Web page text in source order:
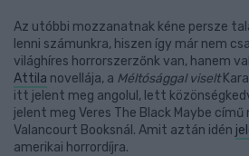
Az utóbbi mozzanatnak kéne persze
lenni számunkra, hiszen így már nem
világhíres horrorszerzőnk van, hanem
Attila novellája, a Méltósággal viselt
itt jelent meg angolul, lett
jelent meg Veres The Black Maybe
Valancourt Booksnál. Amit aztán idén
amerikai horrordíjra.